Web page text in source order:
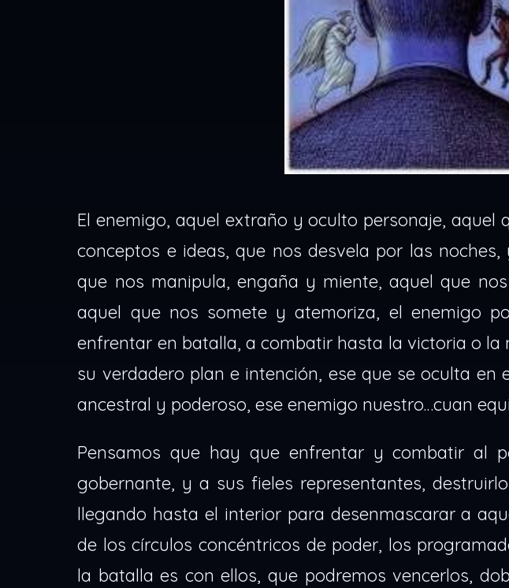
El enemigo, aquel extraño y oculto personaje, aquel
conceptos e ideas, que nos desvela por las
que nos manipula, engaña y miente, aquel que
aquel que nos somete y atemoriza, el enemigo
enfrentar en batalla, a combatir hasta la victoria o la
su verdadero plan e intención, ese que se oculta en
ancestral y poderoso, ese enemigo nuestro…cuan
Pensamos que hay que enfrentar y combatir al
gobernante, y a sus fieles representantes,
llegando hasta el interior para desenmascarar a
de los círculos concéntricos de poder, los
la batalla es con ellos, que podremos vencerlos,